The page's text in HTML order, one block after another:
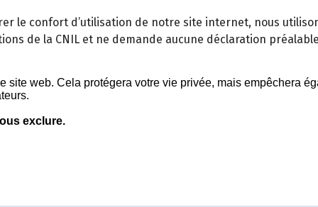
le confort d’utilisation de notre site internet, nous
de la CNIL et ne demande aucune déclaration